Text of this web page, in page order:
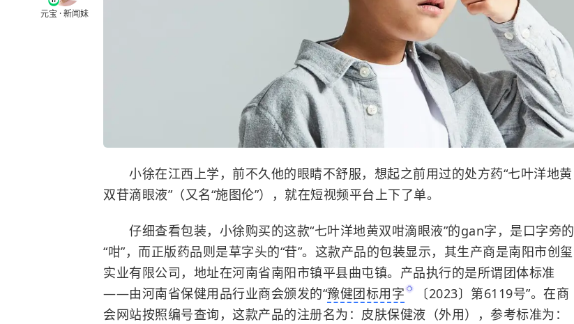
元宝 · 新闻妹
小徐在江西上学，前不久他的眼睛不舒服，想起之前用过的处方药“七叶洋地黄
双苷滴眼液”（又名“施图伦”），就在短视频平台上下了单。
仔细查看包装，小徐购买的这款“七叶洋地黄双咁滴眼液”的gan字，是口字旁的
“咁”，而正版药品则是草字头的“苷”。这款产品的包装显示，其生产商是南阳市创玺
实业有限公司，地址在河南省南阳市镇平县曲屯镇。产品执行的是所谓团体标准
——由河南省保健用品行业商会颁发的“豫健团标用字
〔2023〕第6119号”。在商
会网站按照编号查询，这款产品的注册名为：皮肤保健液（外用），参考标准为：